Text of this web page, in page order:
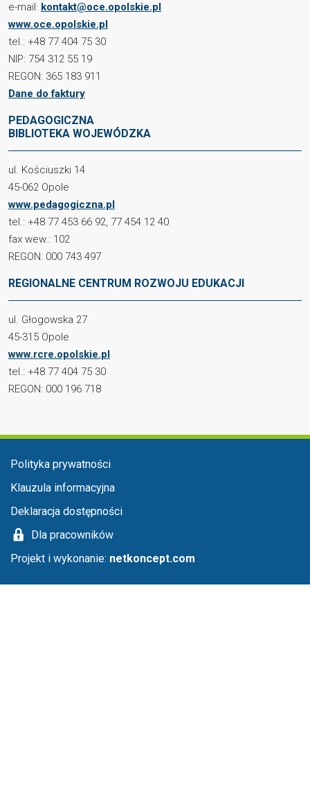
e-mail: kontakt@oce.opolskie.pl
www.oce.opolskie.pl
tel.: +48 77 404 75 30
NIP: 754 312 55 19
REGON: 365 183 911
Dane do faktury
PEDAGOGICZNA
BIBLIOTEKA WOJEWÓDZKA
ul. Kościuszki 14
45-062 Opole
www.pedagogiczna.pl
tel.: +48 77 453 66 92, 77 454 12 40
fax wew.: 102
REGON: 000 743 497
REGIONALNE CENTRUM ROZWOJU EDUKACJI
ul. Głogowska 27
45-315 Opole
www.rcre.opolskie.pl
tel.: +48 77 404 75 30
REGON: 000 196 718
Menu stopka
Polityka prywatności
Klauzula informacyjna
Deklaracja dostępności
Dla pracowników
Projekt i wykonanie: netkoncept.com